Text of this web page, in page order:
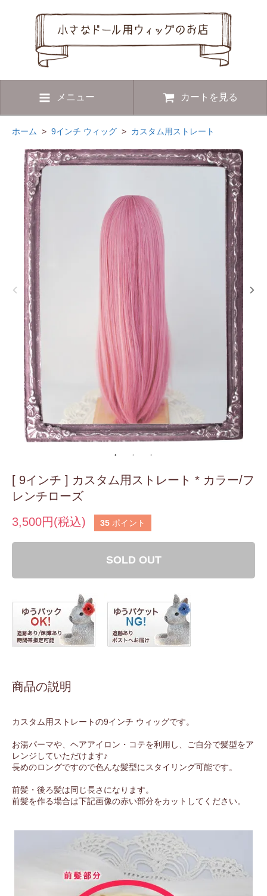
メニュー カートを見る
ホーム > 9インチ ウィッグ > カスタム用ストレート
[ 9インチ ] カスタム用ストレート * カラー/フ
レンチローズ
3,500円(税込)
35 ポイント
SOLD OUT
商品の説明
カスタム用ストレートの9インチ ウィッグです。
お湯パーマや、ヘアアイロン・コテを利用し、ご自分で髪型をア
レンジしていただけます♪
長めのロングですので色んな髪型にスタイリング可能です。
前髪・後ろ髪は同じ長さになります。
前髪を作る場合は下記画像の赤い部分をカットしてください。